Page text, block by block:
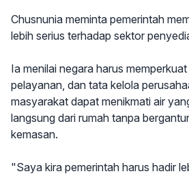
Chusnunia meminta pemerintah
lebih serius terhadap sektor
Ia menilai negara harus
pelayanan, dan tata kelola
masyarakat dapat menikmati air
langsung dari rumah tanpa
kemasan.
"Saya kira pemerintah harus hadir